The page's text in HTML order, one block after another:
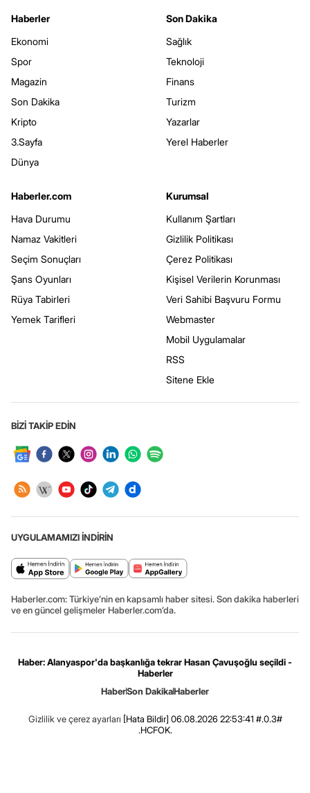
Haberler
Ekonomi
Spor
Magazin
Son Dakika
Kripto
3.Sayfa
Dünya
Son Dakika
Sağlık
Teknoloji
Finans
Turizm
Yazarlar
Yerel Haberler
Haberler.com
Hava Durumu
Namaz Vakitleri
Seçim Sonuçları
Şans Oyunları
Rüya Tabirleri
Yemek Tarifleri
Kurumsal
Kullanım Şartları
Gizlilik Politikası
Çerez Politikası
Kişisel Verilerin Korunması
Veri Sahibi Başvuru Formu
Webmaster
Mobil Uygulamalar
RSS
Sitene Ekle
BİZİ TAKİP EDİN
UYGULAMAMIZI İNDİRİN
Haberler.com: Türkiye’nin en kapsamlı haber sitesi. Son dakika haberleri
ve en güncel gelişmeler Haberler.com’da.
Haber: Alanyaspor'da başkanlığa tekrar Hasan Çavuşoğlu seçildi -
Haberler
HaberSon DakikaHaberler
Gizlilik ve çerez ayarları [Hata Bildir] 06.08.2026 22:53:41 #.0.3#
.HCFOK.